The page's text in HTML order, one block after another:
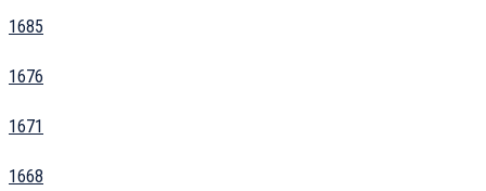
1685
1676
1671
1668